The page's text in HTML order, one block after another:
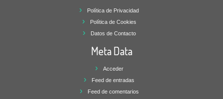
Política de Privacidad
Política de Cookies
Datos de Contacto
Meta Data
Acceder
Feed de entradas
Feed de comentarios